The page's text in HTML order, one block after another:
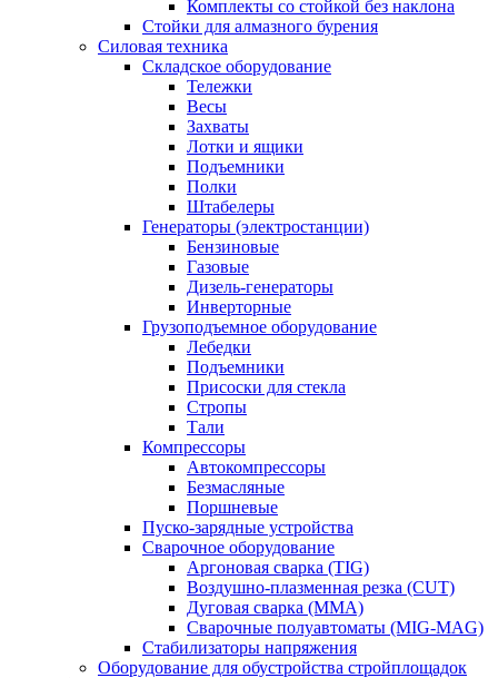
Комплекты со стойкой без наклона
Стойки для алмазного бурения
Силовая техника
Складское оборудование
Тележки
Весы
Захваты
Лотки и ящики
Подъемники
Полки
Штабелеры
Генераторы (электростанции)
Бензиновые
Газовые
Дизель-генераторы
Инверторные
Грузоподъемное оборудование
Лебедки
Подъемники
Присоски для стекла
Стропы
Тали
Компрессоры
Автокомпрессоры
Безмасляные
Поршневые
Пуско-зарядные устройства
Сварочное оборудование
Аргоновая сварка (TIG)
Воздушно-плазменная резка (CUT)
Дуговая сварка (ММА)
Сварочные полуавтоматы (MIG-MAG)
Стабилизаторы напряжения
Оборудование для обустройства стройплощадок